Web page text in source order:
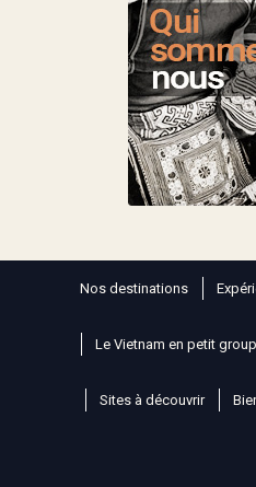
Nos destinations
Le Vietnam en petit
Sites à découvrir